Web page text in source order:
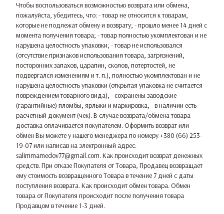
Чтобы воспользоваться возможностью возврата или обмена,
пожалуйста, убедитесь, что: - товар не относится к товарам,
которые не подлежат обмену и возврату; - прошло менее 14 дней с
момента получения товара; - товар полностью укомплектован и не
нарушена целостность упаковки; - товар не использовался
(отсутствие признаков использования товара, загрязнений,
посторонних запахов, царапин, сколов, потертостей, не
подвергался изменениям и т. п.), полностью укомплектован и не
нарушена целостность упаковки (открытая упаковка не считается
повреждением товарного вида); - сохранены заводские
(гарантийные) пломбы, ярлыки и маркировка; - в наличии есть
расчетный документ (чек). В случае возврата/обмена товара -
доставка оплачивается покупателем. Оформить возврат или
обмен Вы можете у нашего менеджера по номеру +380 (66) 253-
19-07 или написав на электронный адрес:
salimmamedov77@gmail.com. Как происходит возврат денежных
средств. При отказе Покупателя от Товара, Продавец возвращает
ему стоимость возвращенного Товара в течение 7 дней с даты
поступления возврата. Как происходит обмен товара. Обмен
товара от Покупателя происходит после получения товара
Продавцом в течение 1-3 дней.